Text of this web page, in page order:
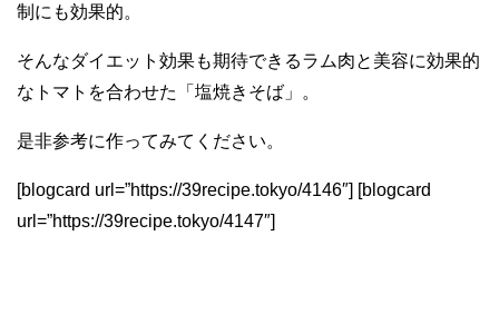
制にも効果的。
そんなダイエット効果も期待できるラム肉と美容に効果的
なトマトを合わせた「塩焼きそば」。
是非参考に作ってみてください。
[blogcard url=”https://39recipe.tokyo/4146″] [blogcard
url=”https://39recipe.tokyo/4147″]